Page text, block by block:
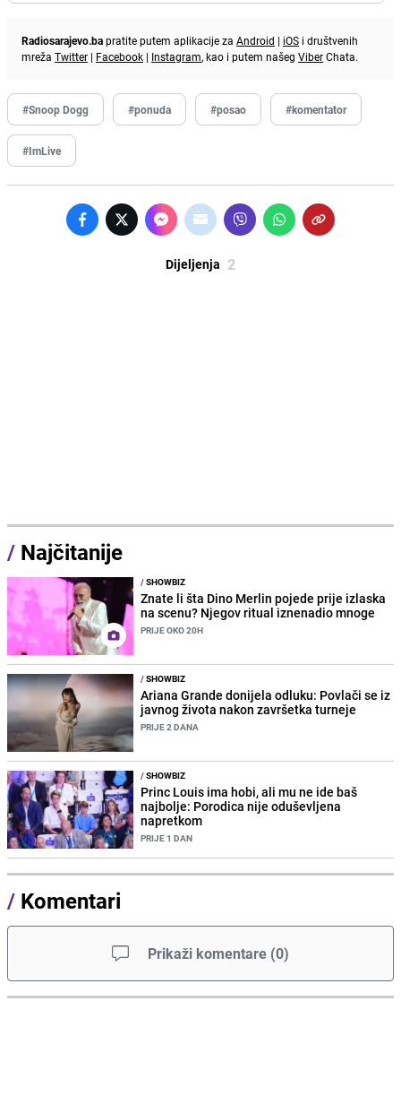
Radiosarajevo.bapratite putem aplikacije za Android | iOS i društvenih
mreža Twitter | Facebook | Instagram, kao i putem našeg ViberChata.
#Snoop Dogg #ponuda #posao #komentator
#ImLive
Dijeljenja 2
/ Najčitanije
/SHOWBIZ
Znate li šta Dino Merlin pojede prije izlaska
na scenu? Njegov ritual iznenadio mnoge
PRIJE OKO 20H
/SHOWBIZ
Ariana Grande donijela odluku: Povlači se iz
javnog života nakon završetka turneje
PRIJE 2 DANA
/SHOWBIZ
Princ Louis ima hobi, ali mu ne ide baš
najbolje: Porodica nije oduševljena
napretkom
PRIJE 1 DAN
/ Komentari
Prikaži komentare (0)